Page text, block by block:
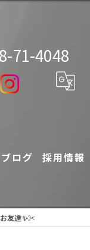
71-4048
ブログ 採用情報
友達✨✂️